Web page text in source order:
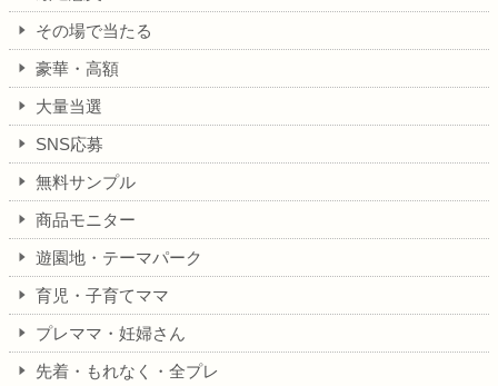
その場で当たる
豪華・高額
大量当選
SNS応募
無料サンプル
商品モニター
遊園地・テーマパーク
育児・子育てママ
プレママ・妊婦さん
先着・もれなく・全プレ